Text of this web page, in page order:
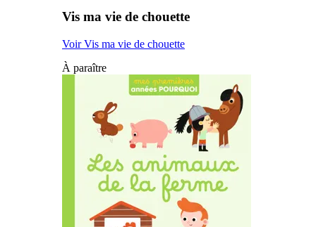
Vis ma vie de chouette
Voir Vis ma vie de chouette
À paraître